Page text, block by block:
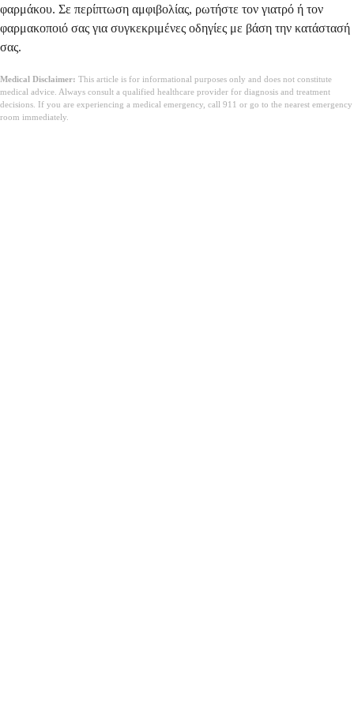
φαρμάκου. Σε περίπτωση αμφιβολίας, ρωτήστε τον γιατρό ή τον
φαρμακοποιό σας για συγκεκριμένες οδηγίες με βάση την κατάστασή
σας.
Medical Disclaimer: This article is for informational purposes only and does not constitute
medical advice. Always consult a qualified healthcare provider for diagnosis and treatment
decisions. If you are experiencing a medical emergency, call 911 or go to the nearest emergency
room immediately.